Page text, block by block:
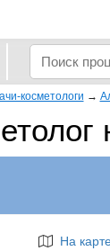
косметологи →
На